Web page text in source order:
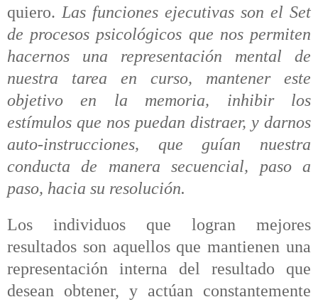
quiero. Las funciones ejecutivas son el Set
de procesos psicológicos que nos permiten
hacernos una representación mental de
nuestra tarea en curso, mantener este
objetivo en la memoria, inhibir los
estímulos que nos puedan distraer, y darnos
auto-instrucciones, que guían nuestra
conducta de manera secuencial, paso a
paso, hacia su resolución.
Los individuos que logran mejores
resultados son aquellos que mantienen una
representación interna del resultado que
desean obtener, y actúan constantemente